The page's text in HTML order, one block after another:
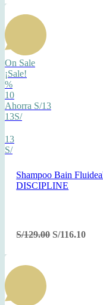
On Sale
¡Sale!
%
10
Ahorra S/13
13S/
13
S/
Shampoo Bain
DISCIPLINE
S/129.00 S/116.10